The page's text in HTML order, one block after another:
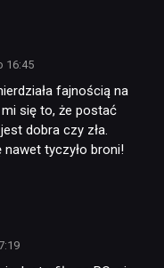
16:45
fajnością na
się to, że postać
dobra czy zła.
tyczyło broni!